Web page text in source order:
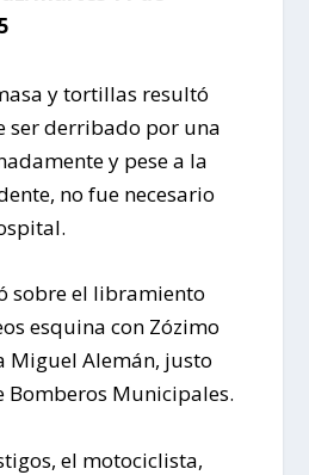
y tortillas resultó
ser derribado por una
y pese a la
no fue necesario
sobre el libramiento
esquina con Zózimo
Miguel Alemán, justo
Bomberos Municipales.
el motociclista,